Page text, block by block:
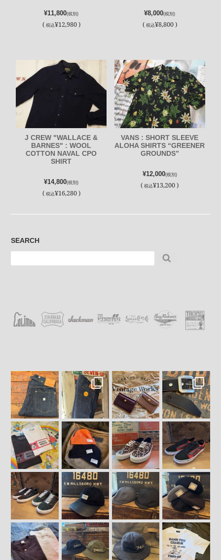
¥11,800(税別)
( 税込¥12,980 )
¥8,000(税別)
( 税込¥8,800 )
J CREW "WALLACE &
BARNES" : WOOL
COTTON NAVAL CPO
SHIRT
¥14,800(税別)
( 税込¥16,280 )
VANS : SHORT SLEEVE
ALOHA SHIRTS “GREENER
GROUNDS”
¥12,000(税別)
(税込¥13,200 )
SEARCH